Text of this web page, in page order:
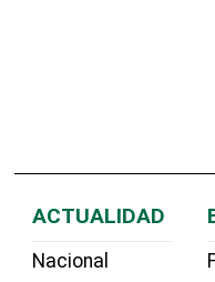
ACTUALIDAD
Nacional